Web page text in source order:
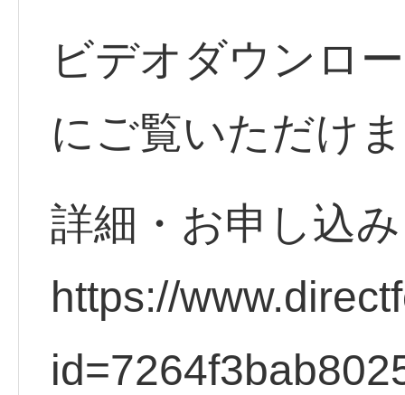
ビデオダウンロ
にご覧いただけ
詳細・お申し
https://